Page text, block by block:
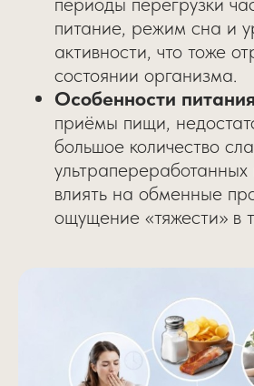
питание, режим сна и
активности, что тоже
состоянии организма.
Особенности
приёмы пищи,
большое количество
ультрапереработанных
влиять на обменные
ощущение «тяжести» в